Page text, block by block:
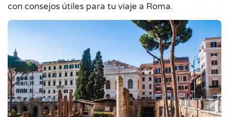
con consejos útiles para tu viaje a Roma.